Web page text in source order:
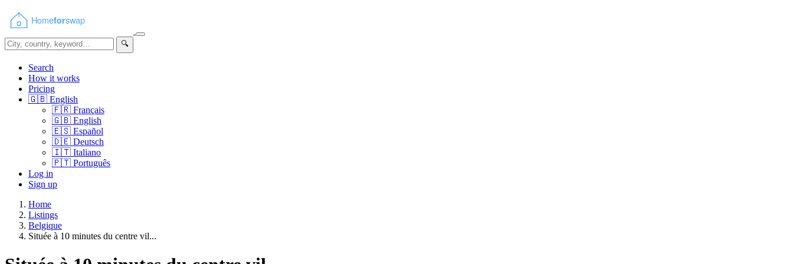
🔍
Search
How it works
Pricing
🇬🇧 English
🇫🇷 Français
🇬🇧 English
🇪🇸 Español
🇩🇪 Deutsch
🇮🇹 Italiano
🇵🇹 Português
Log in
Sign up
Home
Listings
Belgique
Située à 10 minutes du centre vil...